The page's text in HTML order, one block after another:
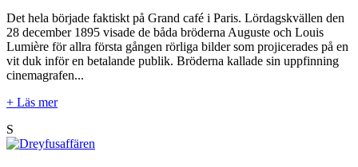
Det hela började faktiskt på Grand café i Paris. Lördagskvällen den
28 december 1895 visade de båda bröderna Auguste och Louis
Lumière för allra första gången rörliga bilder som projicerades på en
vit duk inför en betalande publik. Bröderna kallade sin uppfinning
cinemagrafen...
+ Läs mer
S